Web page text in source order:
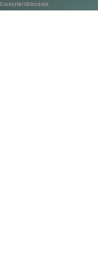
EszköztárVáltozások